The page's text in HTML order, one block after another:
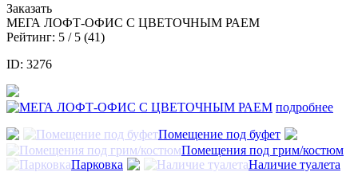
Заказать
МЕГА ЛОФТ-ОФИС С ЦВЕТОЧНЫМ РАЕМ
Рейтинг: 5 / 5 (41)
ID: 3276
подробнее
Помещение под буфет
Помещения под грим/костюм
Парковка
Наличие туалета